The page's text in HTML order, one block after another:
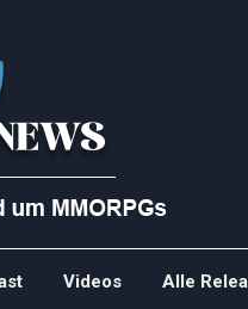
Videos Alle